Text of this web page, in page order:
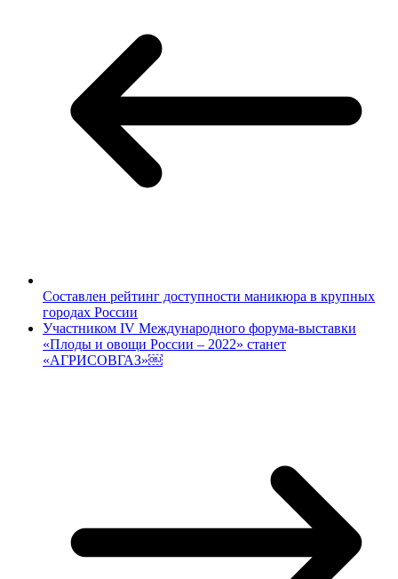
Составлен рейтинг доступности маникюра в крупных
городах России
Участником IV Международного форума-выставки
«Плоды и овощи России – 2022» станет
«АГРИСОВГАЗ»￼